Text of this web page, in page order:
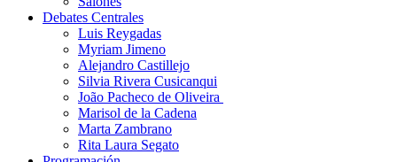
Debates Centrales
Luis Reygadas
Myriam Jimeno
Alejandro Castillejo
Silvia Rivera Cusicanqui
João Pacheco de Oliveira
Marisol de la Cadena
Marta Zambrano
Rita Laura Segato